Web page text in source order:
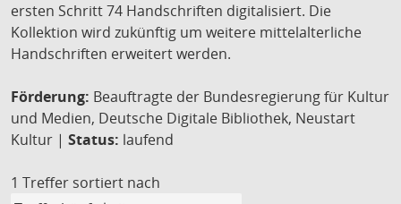
ersten Schritt 74 Handschriften digitalisiert. Die
Kollektion wird zukünftig um weitere mittelalterliche
Handschriften erweitert werden.
Förderung: Beauftragte der Bundesregierung für Kultur
und Medien, Deutsche Digitale Bibliothek, Neustart
Kultur | Status: laufend
1 Treffer sortiert nach